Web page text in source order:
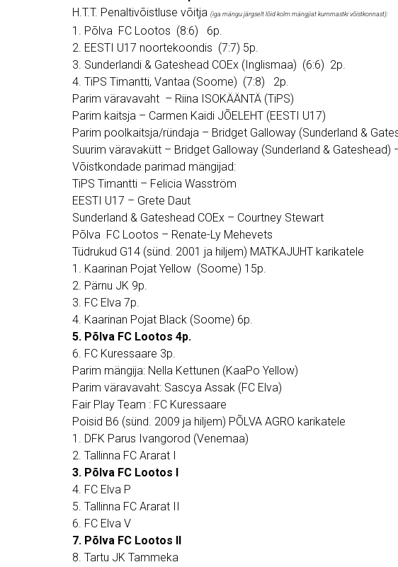
H.T.T. Penaltivõistluse võitja (iga mängu järgselt lõid kolm mängjiat kummastki võistkonnast):
1. Põlva FC Lootos (8:6) 6p.
2. EESTI U17 noortekoondis (7:7) 5p.
3. Sunderlandi & Gateshead COEx (Inglismaa) (6:6) 2p.
4. TiPS Timantti, Vantaa (Soome) (7:8) 2p.
Parim väravavaht – Riina ISOKÄÄNTÄ (TiPS)
Parim kaitsja – Carmen Kaidi JÕELEHT (EESTI U17)
Parim poolkaitsja/ründaja – Bridget Galloway (Sunderland &
Suurim väravakütt – Bridget Galloway (Sunderland & Gateshead)
Võistkondade parimad mängijad:
TiPS Timantti – Felicia Wasström
EESTI U17 – Grete Daut
Sunderland & Gateshead COEx – Courtney Stewart
Põlva FC Lootos – Renate-Ly Mehevets
Tüdrukud G14 (sünd. 2001 ja hiljem) MATKAJUHT karikatele
1. Kaarinan Pojat Yellow (Soome) 15p.
2. Pärnu JK 9p.
3. FC Elva 7p.
4. Kaarinan Pojat Black (Soome) 6p.
5. Põlva FC Lootos 4p.
6. FC Kuressaare 3p.
Parim mängija: Nella Kettunen (KaaPo Yellow)
Parim väravavaht: Sascya Assak (FC Elva)
Fair Play Team : FC Kuressaare
Poisid B6 (sünd. 2009 ja hiljem) PÕLVA AGRO karikatele
1. DFK Parus Ivangorod (Venemaa)
2. Tallinna FC Ararat I
3. Põlva FC Lootos I
4. FC Elva P
5. Tallinna FC Ararat II
6. FC Elva V
7. Põlva FC Lootos II
8. Tartu JK Tammeka